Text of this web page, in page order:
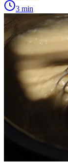
3 min